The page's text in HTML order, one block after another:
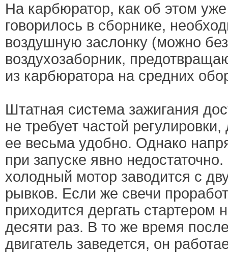
На карбюратор, как об этом
говорилось в сборнике,
воздушную заслонку (можно
воздухозаборник,
из карбюратора на средних
Штатная система зажигания
не требует частой
ее весьма удобно. Однако
при запуске явно
холодный мотор заводится с
рывков. Если же свечи
приходится дергать стартером
десяти раз. В то же время
двигатель заведется, он